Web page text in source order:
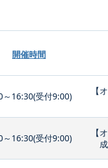
開催時間
～16:30(受付9:00)
【
～16:30(受付9:00)
【